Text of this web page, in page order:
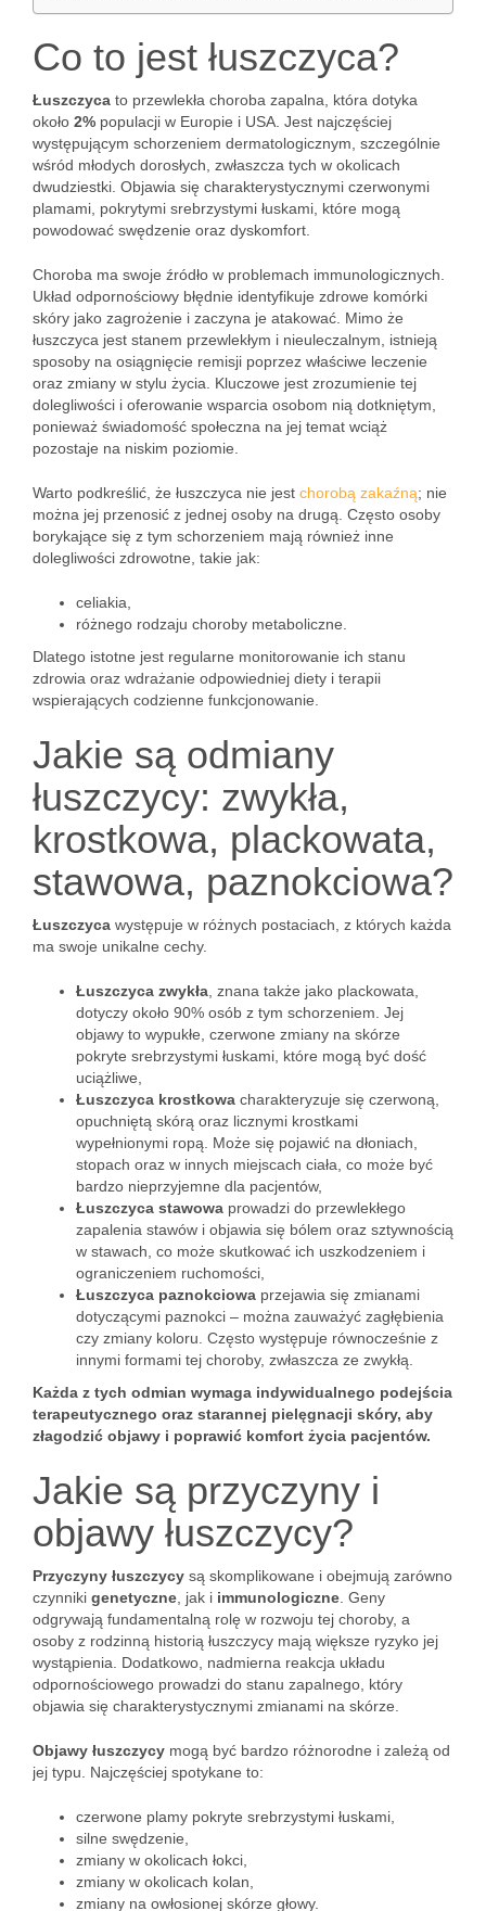
Co to jest łuszczyca?
Łuszczyca to przewlekła choroba zapalna, która dotyka
około 2% populacji w Europie i USA. Jest najczęściej
występującym schorzeniem dermatologicznym, szczególnie
wśród młodych dorosłych, zwłaszcza tych w okolicach
dwudziestki. Objawia się charakterystycznymi czerwonymi
plamami, pokrytymi srebrzystymi łuskami, które mogą
powodować swędzenie oraz dyskomfort.
Choroba ma swoje źródło w problemach immunologicznych.
Układ odpornościowy błędnie identyfikuje zdrowe komórki
skóry jako zagrożenie i zaczyna je atakować. Mimo że
łuszczyca jest stanem przewlekłym i nieuleczalnym, istnieją
sposoby na osiągnięcie remisji poprzez właściwe leczenie
oraz zmiany w stylu życia. Kluczowe jest zrozumienie tej
dolegliwości i oferowanie wsparcia osobom nią dotkniętym,
ponieważ świadomość społeczna na jej temat wciąż
pozostaje na niskim poziomie.
Warto podkreślić, że łuszczyca nie jest chorobą zakaźną; nie
można jej przenosić z jednej osoby na drugą. Często osoby
borykające się z tym schorzeniem mają również inne
dolegliwości zdrowotne, takie jak:
celiakia,
różnego rodzaju choroby metaboliczne.
Dlatego istotne jest regularne monitorowanie ich stanu
zdrowia oraz wdrażanie odpowiedniej diety i terapii
wspierających codzienne funkcjonowanie.
Jakie są odmiany
łuszczycy: zwykła,
krostkowa, plackowata,
stawowa, paznokciowa?
Łuszczyca występuje w różnych postaciach, z których każda
ma swoje unikalne cechy.
Łuszczyca zwykła , znana także jako plackowata,
dotyczy około 90% osób z tym schorzeniem. Jej
objawy to wypukłe, czerwone zmiany na skórze
pokryte srebrzystymi łuskami, które mogą być dość
uciążliwe,
Łuszczyca krostkowa charakteryzuje się czerwoną,
opuchniętą skórą oraz licznymi krostkami
wypełnionymi ropą. Może się pojawić na dłoniach,
stopach oraz w innych miejscach ciała, co może być
bardzo nieprzyjemne dla pacjentów,
Łuszczyca stawowa prowadzi do przewlekłego
zapalenia stawów i objawia się bólem oraz sztywnością
w stawach, co może skutkować ich uszkodzeniem i
ograniczeniem ruchomości,
Łuszczyca paznokciowa przejawia się zmianami
dotyczącymi paznokci – można zauważyć zagłębienia
czy zmiany koloru. Często występuje równocześnie z
innymi formami tej choroby, zwłaszcza ze zwykłą.
Każda z tych odmian wymaga indywidualnego podejścia
terapeutycznego oraz starannej pielęgnacji skóry, aby
złagodzić objawy i poprawić komfort życia pacjentów.
Jakie są przyczyny i
objawy łuszczycy?
Przyczyny łuszczycy są skomplikowane i obejmują zarówno
czynniki genetyczne , jak i immunologiczne . Geny
odgrywają fundamentalną rolę w rozwoju tej choroby, a
osoby z rodzinną historią łuszczycy mają większe ryzyko jej
wystąpienia. Dodatkowo, nadmierna reakcja układu
odpornościowego prowadzi do stanu zapalnego, który
objawia się charakterystycznymi zmianami na skórze.
Objawy łuszczycy mogą być bardzo różnorodne i zależą od
jej typu. Najczęściej spotykane to:
czerwone plamy pokryte srebrzystymi łuskami,
silne swędzenie,
zmiany w okolicach łokci,
zmiany w okolicach kolan,
zmiany na owłosionej skórze głowy.